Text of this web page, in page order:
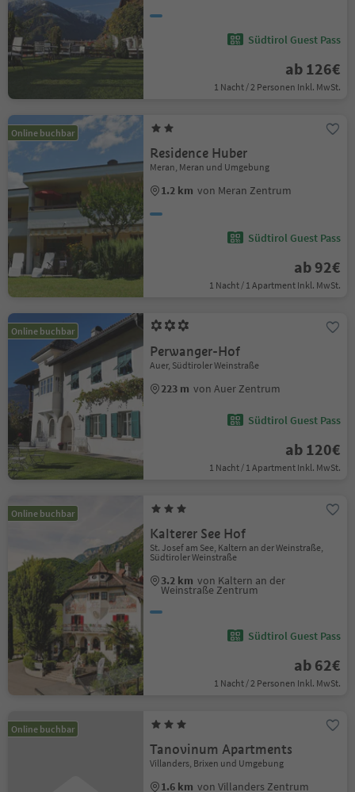
Südtirol Guest Pass
ab 126€
1 Nacht / 2 Personen Inkl. MwSt.
Online buchbar
Residence Huber
Meran, Meran und Umgebung
1.2 km von Meran Zentrum
Südtirol Guest Pass
ab 92€
1 Nacht / 1 Apartment Inkl. MwSt.
Online buchbar
Perwanger-Hof
Auer, Südtiroler Weinstraße
223 m von Auer Zentrum
Südtirol Guest Pass
ab 120€
1 Nacht / 1 Apartment Inkl. MwSt.
Online buchbar
Kalterer See Hof
St. Josef am See, Kaltern an der Weinstraße,
Südtiroler Weinstraße
3.2 km von Kaltern an der
Weinstraße Zentrum
Südtirol Guest Pass
ab 62€
1 Nacht / 2 Personen Inkl. MwSt.
Online buchbar
Tanovinum Apartments
Villanders, Brixen und Umgebung
1.6 km von Villanders Zentrum